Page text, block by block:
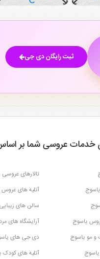
ثبت رایگان دی جی
عروسی شما بر
تالارهای
آتلیه های
سالن های
یاسوج
آرایشگاه های
و مو یاسوج
دی جی های
آتلیه های کودک